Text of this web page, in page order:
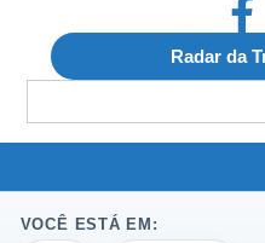
Radar da
for:
VOCÊ ESTÁ EM: